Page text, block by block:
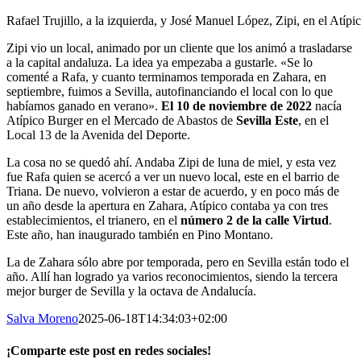
Rafael Trujillo, a la izquierda, y José Manuel López, Zipi, en el
Zipi vio un local, animado por un cliente que los animó a trasladarse
a la capital andaluza. La idea ya empezaba a gustarle. «Se lo
comenté a Rafa, y cuanto terminamos temporada en Zahara, en
septiembre, fuimos a Sevilla, autofinanciando el local con lo que
habíamos ganado en verano». El 10 de noviembre de 2022 nacía
Atípico Burger en el Mercado de Abastos de Sevilla Este, en el
Local 13 de la Avenida del Deporte.
La cosa no se quedó ahí. Andaba Zipi de luna de miel, y esta vez
fue Rafa quien se acercó a ver un nuevo local, este en el barrio de
Triana. De nuevo, volvieron a estar de acuerdo, y en poco más de
un año desde la apertura en Zahara, Atípico contaba ya con tres
establecimientos, el trianero, en el número 2 de la calle Virtud.
Este año, han inaugurado también en Pino Montano.
La de Zahara sólo abre por temporada, pero en Sevilla están todo el
año. Allí han logrado ya varios reconocimientos, siendo la tercera
mejor burger de Sevilla y la octava de Andalucía.
Salva Moreno2025-06-18T14:34:03+02:00
¡Comparte este post en redes sociales!